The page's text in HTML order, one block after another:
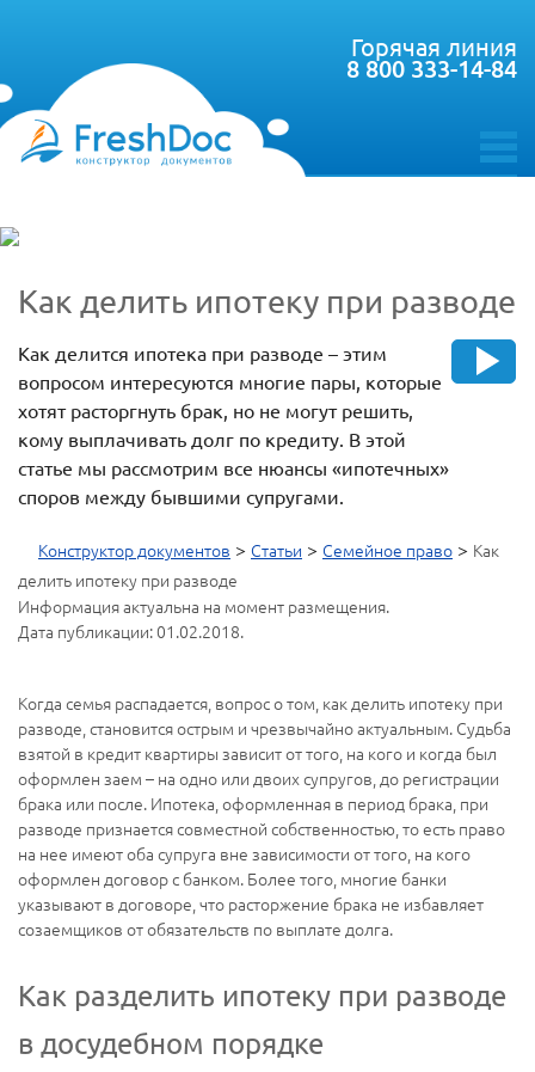
toggle
Горячая линия
8 800 333-14-84
Как делить ипотеку при разводе
Как делится ипотека при разводе – этим
вопросом интересуются многие пары, которые
хотят расторгнуть брак, но не могут решить,
кому выплачивать долг по кредиту. В этой
статье мы рассмотрим все нюансы «ипотечных»
споров между бывшими супругами.
Конструктор документов > Статьи > Семейное право > Как
делить ипотеку при разводе
Информация актуальна на момент размещения.
Дата публикации: 01.02.2018.
Когда семья распадается, вопрос о том, как делить ипотеку при
разводе, становится острым и чрезвычайно актуальным. Судьба
взятой в кредит квартиры зависит от того, на кого и когда был
оформлен заем – на одно или двоих супругов, до регистрации
брака или после. Ипотека, оформленная в период брака, при
разводе признается совместной собственностью, то есть право
на нее имеют оба супруга вне зависимости от того, на кого
оформлен договор с банком. Более того, многие банки
указывают в договоре, что расторжение брака не избавляет
созаемщиков от обязательств по выплате долга.
Как разделить ипотеку при разводе
в досудебном порядке